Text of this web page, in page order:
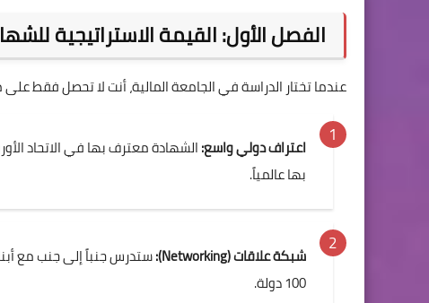
الفصل الأول: القيمة الاستراتيجية
عندما تختار الدراسة في الجامعة المالية، أنت لا تحصل فقط
اعتراف دولي واسع:الشهادة معترف بها في الاتحاد
بها عالمياً.
شبكة علاقات (Networking):
ستدرس جنباً إلى جنب مع
100 دولة.